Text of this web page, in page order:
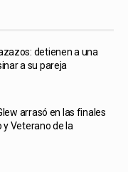
detienen a una
a su pareja
arrasó en las finales
y Veterano de la